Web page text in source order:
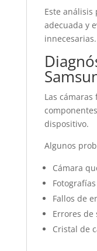
Este
adecuada y
innecesarias.
Las
dispositivo.
Algunos
Cámara
Fallos de
Errores de
Cristal de